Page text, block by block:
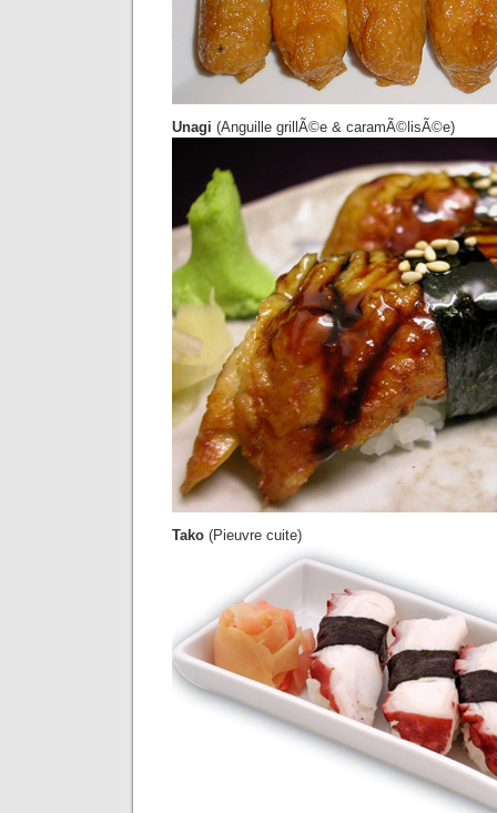
Unagi (Anguille grillÃ©e & caramÃ©lisÃ©e)
Tako (Pieuvre cuite)